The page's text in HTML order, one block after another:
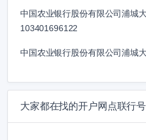
中国农业银行股份有限公司浦城
103401696122
中国农业银行股份有限公司浦城
大家都在找的开户网点联行号